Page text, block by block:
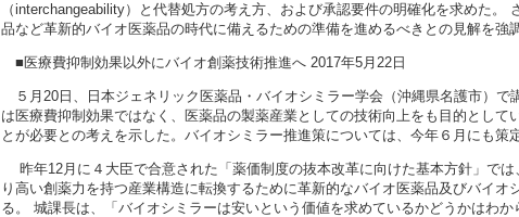
（interchangeability）と代替処方の考え方、および承認要件の明確化を求めた
品など革新的バイオ医薬品の時代に備えるための準備を進めるべきとの見解を強
■医療費抑制効果以外にバイオ創薬技術推進へ 2017年5月22日
５月20日、日本ジェネリック医薬品・バイオシミラー学会（沖縄県名護市）
は医療費抑制効果ではなく、医薬品の製薬産業としての技術向上をも目的とし
とが必要との考えを示した。バイオシミラー推進策については、今年６月にも策
昨年12月に４大臣で合意された「薬価制度の抜本改革に向けた基本方針」で
り高い創薬力を持つ産業構造に転換するために革新的なバイオ医薬品及びバイ
る。 城課長は、「バイオシミラーは安いという価値を求めているかどうかはわ